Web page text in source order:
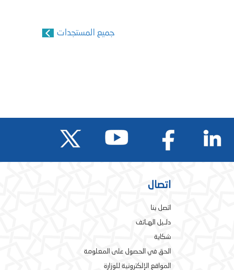
جميع المستجدات
اتصال
اتصل بنا
دلـيل الهـاتف
شكاية
الحق في الحصول على المعلومة
المواقع الإلكترونية للوزارة